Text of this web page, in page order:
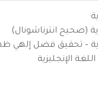
(صحيح انترناشونال)
– تحقيق فضل إلهي
الإنجليزية